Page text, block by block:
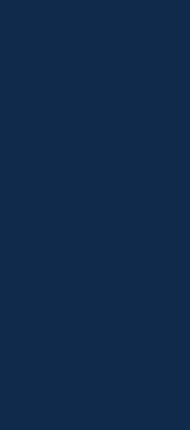
列的入門機型，單頭設計，
硝酸、硫酸、氫氟酸等強腐
頁。報價與客製化評估請洽原
氣、小型酸蒸餾等流量需